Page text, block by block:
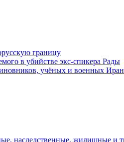
границу
в убийстве экс-спикера Рады
учёных и военных
наследственные, жилищные и